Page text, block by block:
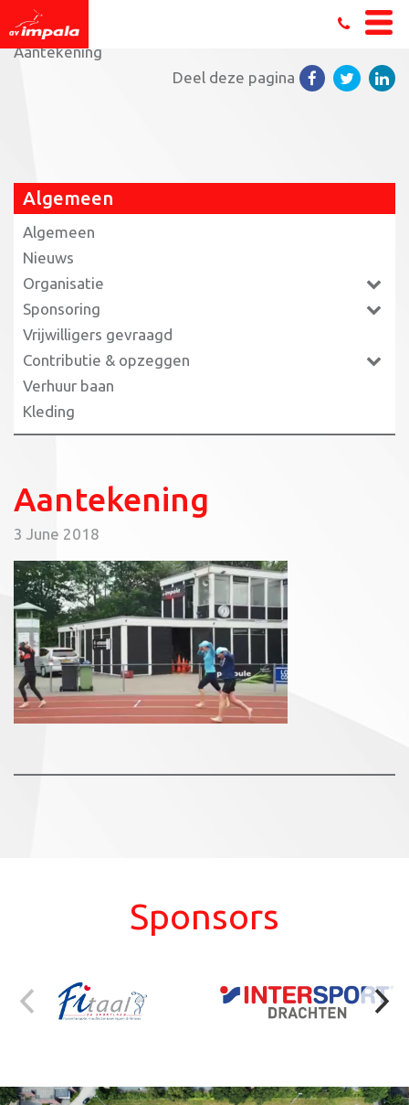
Home»Super Sunday in Almere voor triatleten»
Aantekening
Deel deze pagina
Algemeen
Algemeen
Nieuws
Organisatie
Sponsoring
Vrijwilligers gevraagd
Contributie & opzeggen
Verhuur baan
Kleding
Aantekening
3 June 2018
Sponsors